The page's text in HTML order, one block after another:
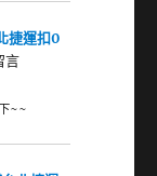
捷運扣0
言
~~